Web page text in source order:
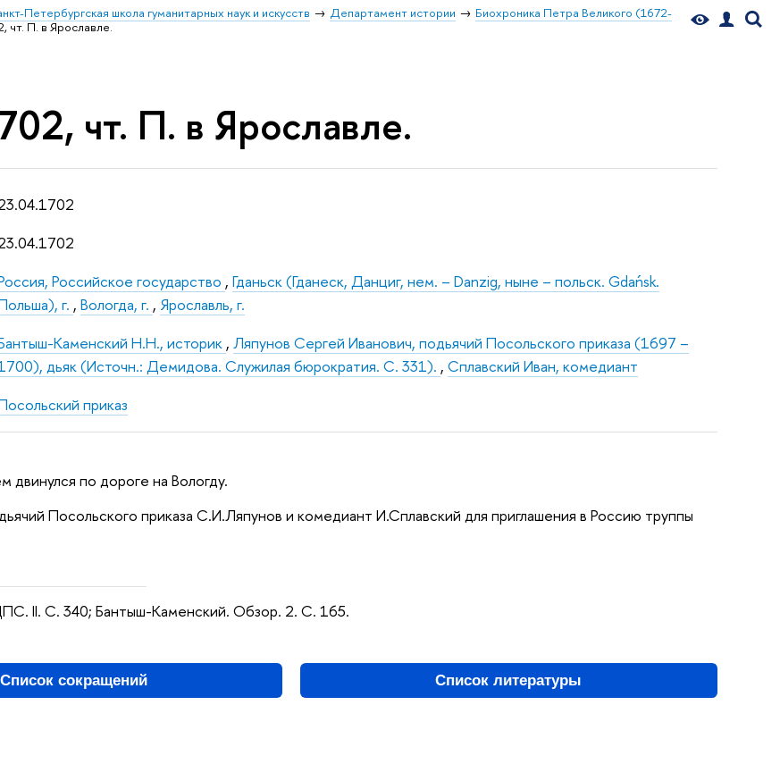
Петербургская школа гуманитарных наук и искусств Департамент истории
Биохроника Петра Великого (1672-
чт. П. в Ярославле.
чт. П. в Ярославле.
Российское государство ,Гданьск (Гданеск, Данциг, нем. – Danzig, ныне – польск. Gdańsk.
г. ,Вологда, г. , Ярославль, г.
Каменский Н.Н., историк ,Ляпунов Сергей Иванович, подьячий Посольского приказа (1697 –
дьяк (Источн.: Демидова. Служилая бюрократия. С. 331). ,Сплавский Иван, комедиант
приказ
двинулся по дороге на Вологду.
Посольского приказа С.И.Ляпунов и комедиант И.Сплавский для приглашения в Россию труппы
II. С. 340; Бантыш-Каменский. Обзор. 2. С. 165.
Список сокращений Список литературы